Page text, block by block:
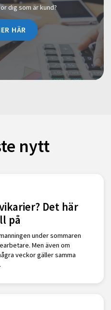
dig som är kund?
HÄR
nytt
Det här
på
under sommaren
Men även om
veckor gäller samma